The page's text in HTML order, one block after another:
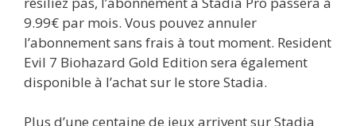
9.99€ par mois. Vous pouvez annuler
l’abonnement sans frais à tout moment. Resident
Evil 7 Biohazard Gold Edition sera également
disponible à l’achat sur le store Stadia.
Plus d’une centaine de jeux arrivent sur Stadia